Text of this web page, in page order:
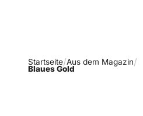
Startseite Aus dem Magazin
Blaues Gold